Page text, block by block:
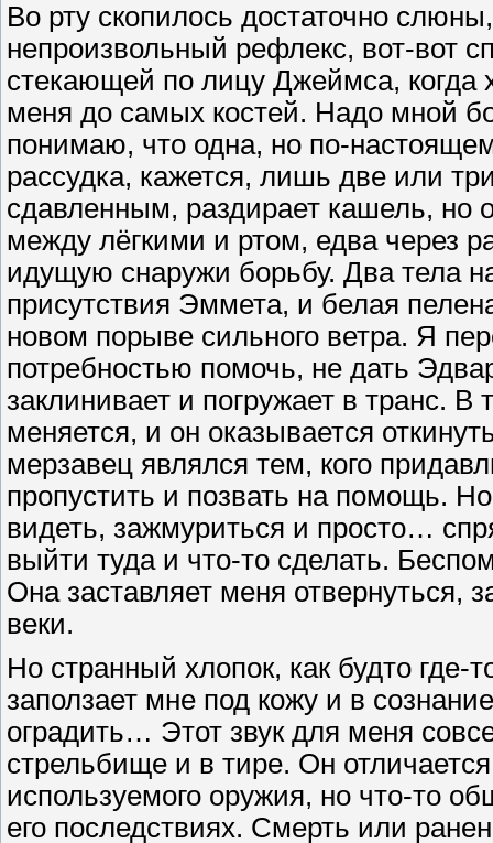
Во рту скопилось достаточно
непроизвольный рефлекс, вот-вот
стекающей по лицу Джеймса,
меня до самых костей. Надо мной
понимаю, что одна, но по-
рассудка, кажется, лишь две или
сдавленным, раздирает кашель, но
между лёгкими и ртом, едва через
идущую снаружи борьбу. Два тела
присутствия Эммета, и белая
новом порыве сильного ветра. Я
потребностью помочь, не дать
заклинивает и погружает в транс.
меняется, и он оказывается
мерзавец являлся тем, кого
пропустить и позвать на помощь.
видеть, зажмуриться и просто…
выйти туда и что-то сделать.
Она заставляет меня отвернуться,
веки.
Но странный хлопок, как будто
заползает мне под кожу и в
оградить… Этот звук для меня
стрельбище и в тире. Он
используемого оружия, но что-то
его последствиях. Смерть или